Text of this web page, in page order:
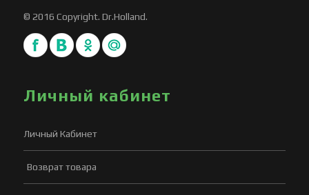
© 2016 Copyright. Dr.Holland.
Личный кабинет
Личный Кабинет
Возврат товара